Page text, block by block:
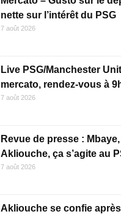
nette sur l’intérêt du PSG
7 août 2026
Live PSG/Manchester
mercato, rendez-vous à
7 août 2026
Revue de presse :
Akliouche, ça s’agite au
7 août 2026
Akliouche se confie